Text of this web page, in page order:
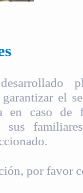
el
en caso de
por favor